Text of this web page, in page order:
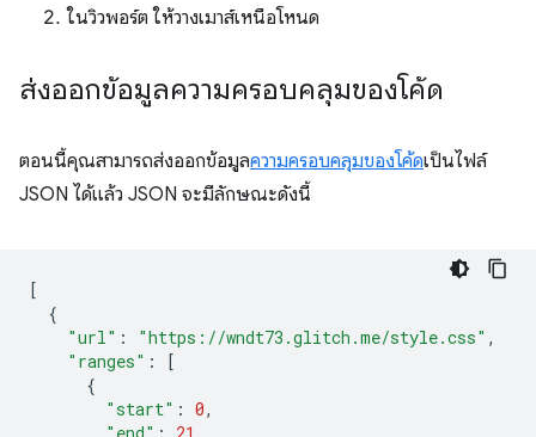
ในวิวพอร์ต ให้วางเมาส์เหนือโหนด
ส่งออกข้อมูลความครอบคลุมของโค้ด
ตอนนี้คุณสามารถส่งออกข้อมูลความครอบคลุมของโค้ดเป็นไฟล์
JSON ได้แล้ว JSON จะมีลักษณะดังนี้
[
{
"url" : "https://wndt73.glitch.me/style.css" ,
"ranges" :
[
{
"start" : 0,
"end" :
21